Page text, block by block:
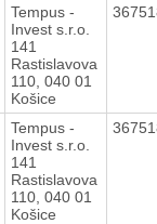
Tempus -
Invest s.r.o.
141
Rastislavova
110, 040 01
Košice
Tempus -
Invest s.r.o.
141
Rastislavova
110, 040 01
Košice